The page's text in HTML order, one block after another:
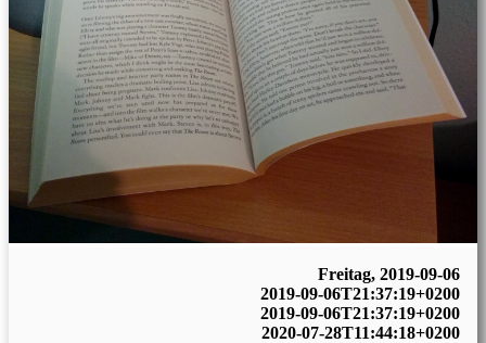
Freitag, 2019-09-06
2019-09-06T21:37:19+0200
2019-09-06T21:37:19+0200
2020-07-28T11:44:18+0200